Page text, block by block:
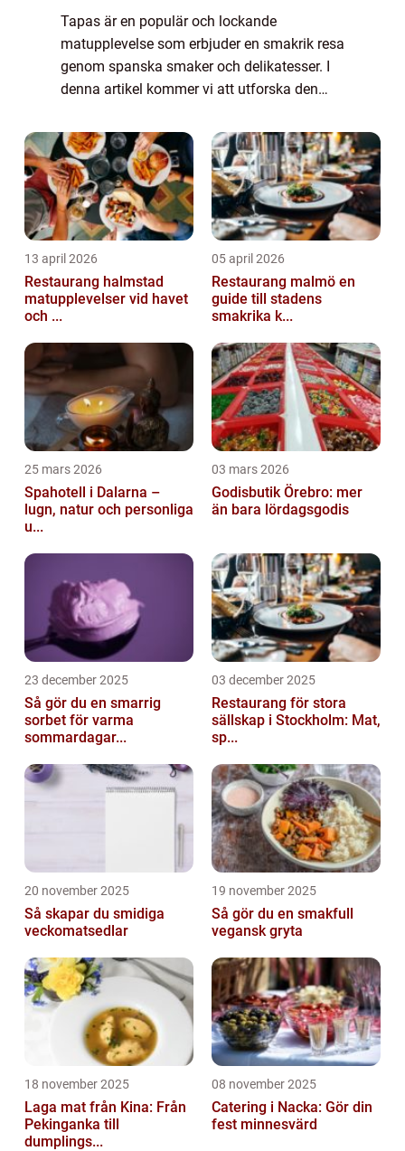
Tapas är en populär och lockande
matupplevelse som erbjuder en smakrik resa
genom spanska smaker och delikatesser. I
denna artikel kommer vi att utforska den
dela med oss av några tips och re...
13 april 2026
Restaurang halmstad
matupplevelser vid havet
och ...
05 april 2026
Restaurang malmö en
guide till stadens
smakrika k...
25 mars 2026
Spahotell i Dalarna –
lugn, natur och personliga
u...
03 mars 2026
Godisbutik Örebro: mer
än bara lördagsgodis
23 december 2025
Så gör du en smarrig
sorbet för varma
sommardagar...
03 december 2025
Restaurang för stora
sällskap i Stockholm: Mat,
sp...
20 november 2025
Så skapar du smidiga
veckomatsedlar
19 november 2025
Så gör du en smakfull
vegansk gryta
18 november 2025
Laga mat från Kina: Från
Pekinganka till
dumplings...
08 november 2025
Catering i Nacka: Gör din
fest minnesvärd